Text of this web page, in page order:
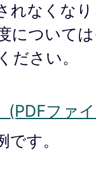
れなくな
について
ださい。
(PDFファ
す。